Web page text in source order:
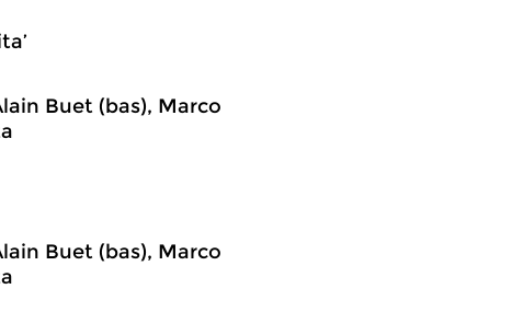
Buet (bas), Marco
Buet (bas), Marco